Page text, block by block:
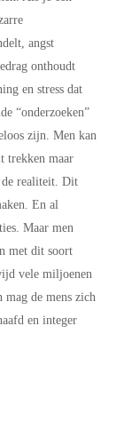
angst
onthoudt
en stress dat
“onderzoeken”
zijn. Men kan
trekken maar
de realiteit. Dit
En al
Maar men
met dit soort
vele miljoenen
mag de mens zich
en integer